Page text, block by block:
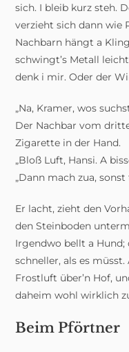
sich. I bleib kurz steh.
verzieht sich dann wie
Nachbarn hängt a
schwingt’s Metall
denk i mir. Oder der
„Na, Kramer, wos
Der Nachbar vom
Zigarette in der Hand.
„Bloß Luft, Hansi. A
„Dann mach zua,
Er lacht, zieht den
den Steinboden
Irgendwo bellt a Hund;
schneller, als es
Frostluft über’n Hof,
daheim wohl wirklich
Beim Pförtner